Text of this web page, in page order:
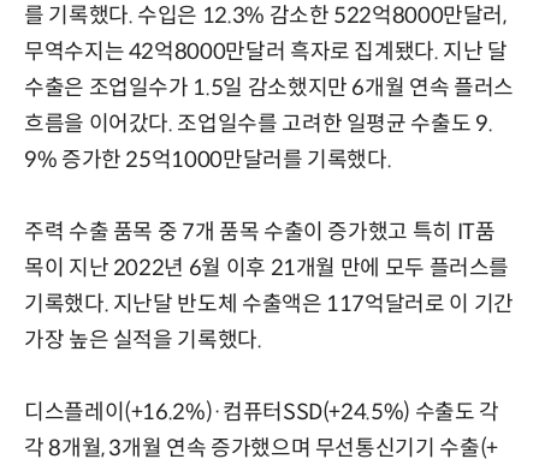
를 기록했다. 수입은 12.3% 감소한 522억8000만달러,
무역수지는 42억8000만달러 흑자로 집계됐다. 지난 달
수출은 조업일수가 1.5일 감소했지만 6개월 연속 플러스
흐름을 이어갔다. 조업일수를 고려한 일평균 수출도 9.
9% 증가한 25억1000만달러를 기록했다.
주력 수출 품목 중 7개 품목 수출이 증가했고 특히 IT품
목이 지난 2022년 6월 이후 21개월 만에 모두 플러스를
기록했다. 지난달 반도체 수출액은 117억달러로 이 기간
가장 높은 실적을 기록했다.
디스플레이(+16.2%)·컴퓨터SSD(+24.5%) 수출도 각
각 8개월, 3개월 연속 증가했으며 무선통신기기 수출(+